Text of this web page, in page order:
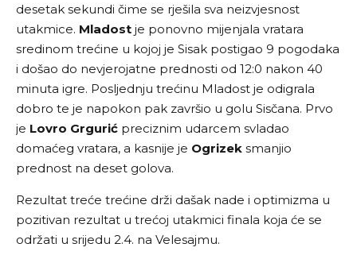
desetak sekundi čime se rješila sva neizvjesnost
utakmice. Mladost je ponovno mijenjala vratara
sredinom trećine u kojoj je Sisak postigao 9 pogodaka
i došao do nevjerojatne prednosti od 12:0 nakon 40
minuta igre. Posljednju trećinu Mladost je odigrala
dobro te je napokon pak završio u golu Sisčana. Prvo
je Lovro Grgurić preciznim udarcem svladao
domaćeg vratara, a kasnije je Ogrizek smanjio
prednost na deset golova.
Rezultat treće trećine drži dašak nade i optimizma u
pozitivan rezultat u trećoj utakmici finala koja će se
održati u srijedu 2.4. na Velesajmu.